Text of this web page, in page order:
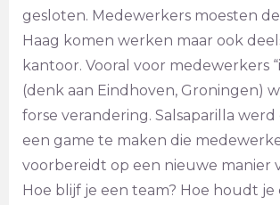
gesloten. Medewerkers moesten
Haag komen werken maar ook
kantoor. Vooral voor medewerkers
(denk aan Eindhoven, Groningen)
forse verandering. Salsaparilla
een game te maken die
voorbereidt op een nieuwe manier
Hoe blijf je een team? Hoe houdt je